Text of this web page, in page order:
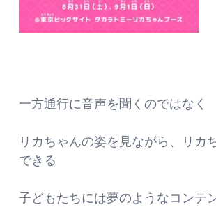
一方通行に音声を聞くのではなく
リカちゃんの姿を見ながら、リカ
できる
子どもたちには夢のようなコンテ